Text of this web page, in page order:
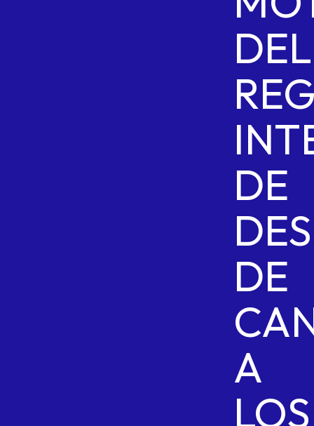
DEL
DE
DE
A
LOS